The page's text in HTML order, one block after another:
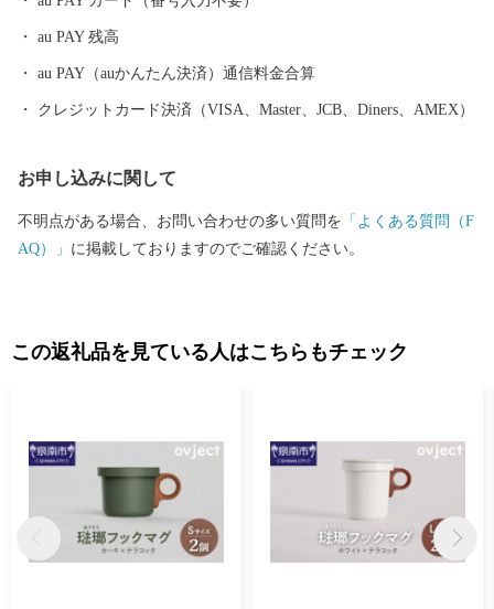
業所が集積し、岡田と樽井にある両漁港では大阪湾でとれた新鮮
な海産物が水揚げされ、海岸部にはSENNAN LONGPARK（泉南ロ
ングパーク）を設け、にぎわいを創出し、レクリエーションゾー
au PAY 残高
au PAY（auかんたん決済）通信料金合算
クレジットカード決済（VISA、Master、JCB、Diners、AMEX）
お申し込みに関して
不明点がある場合、お問い合わせの多い質問を 「よくある質問（F
AQ）」 に掲載しておりますのでご確認ください。
この返礼品を見ている人はこちらもチェック